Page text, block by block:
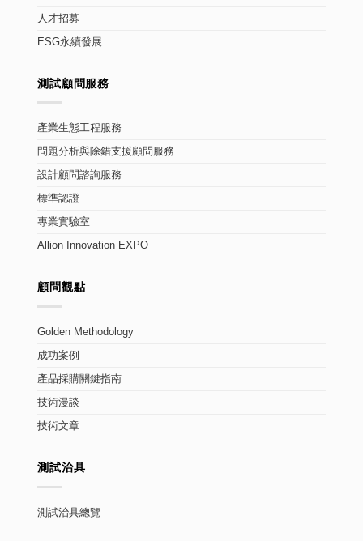
人才招募
ESG永續發展
測試顧問服務
產業生態工程服務
問題分析與除錯支援顧問服務
設計顧問諮詢服務
標準認證
專業實驗室
Allion Innovation EXPO
顧問觀點
Golden Methodology
成功案例
產品採購關鍵指南
技術漫談
技術文章
測試治具
測試治具總覽